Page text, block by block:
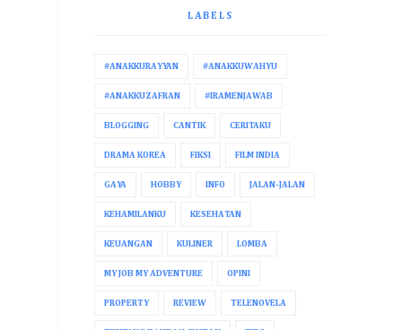
LABELS
#ANAKKURAYYAN #ANAKKUWAHYU
#ANAKKUZAFRAN #IRAMENJAWAB
BLOGGING CANTIK CERITAKU
DRAMA KOREA FIKSI FILM INDIA
GAYA HOBBY INFO JALAN-JALAN
KEHAMILANKU KESEHATAN
KEUANGAN KULINER LOMBA
MY JOB MY ADVENTURE OPINI
PROPERTY REVIEW TELENOVELA